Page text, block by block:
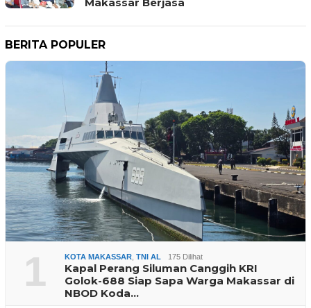
BERITA POPULER
1 KOTA MAKASSAR TNI AL 175 Dilihat
Kapal Perang Siluman Canggih KRI
Golok-688 Siap Sapa Warga Makassar di
NBOD Koda…